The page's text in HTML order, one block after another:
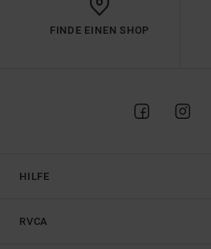
FINDE EINEN SHOP
HILFE
RVCA